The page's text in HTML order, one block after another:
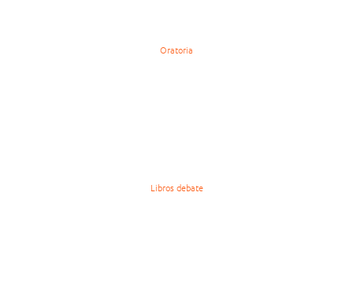
Oratoria
Libros debate